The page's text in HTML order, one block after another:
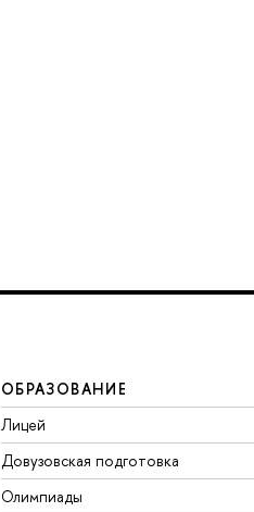
ОБРАЗОВАНИЕ
Лицей
Довузовская подготовка
Олимпиады